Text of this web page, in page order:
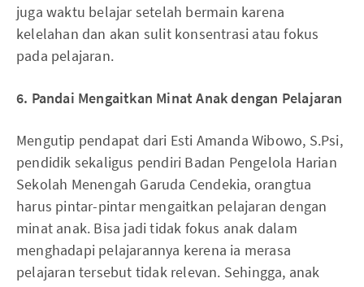
juga waktu belajar setelah bermain karena
kelelahan dan akan sulit konsentrasi atau fokus
pada pelajaran.
6. Pandai Mengaitkan MinatAnak dengan Pelajaran
Mengutip pendapat dari Esti Amanda Wibowo, S.Psi,
pendidik sekaligus pendiri Badan Pengelola Harian
Sekolah Menengah Garuda Cendekia, orangtua
harus pintar-pintar mengaitkan pelajaran dengan
minat anak. Bisa jadi tidak fokus anak dalam
menghadapi pelajarannya kerena ia merasa
pelajaran tersebut tidak relevan. Sehingga, anak